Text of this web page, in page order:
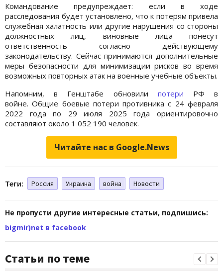
Командование предупреждает: если в ходе
расследования будет установлено, что к потерям привела
служебная халатность или другие нарушения со стороны
должностных лиц, виновные лица понесут
ответственность согласно действующему
законодательству. Сейчас принимаются дополнительные
меры безопасности для минимизации рисков во время
возможных повторных атак на военные учебные объекты.
Напомним, в Генштабе обновили потери РФ в
войне. Общие боевые потери противника с 24 февраля
2022 года по 29 июля 2025 года ориентировочно
составляют около 1 052 190 человек.
Читайте нас в Google.News
Теги: Россия Украина война Новости
Не пропусти другие интересные статьи, подпишись:
bigmir)net в facebook
Статьи по теме